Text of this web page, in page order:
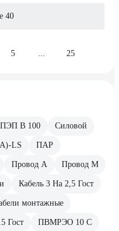
40
5 25
ПЭП В 100 Силовой
LS ПАР
Провод А Провод М
Кабель 3 На 2,5 Гост
монтажные
Гост ПВМРЭО 10 С